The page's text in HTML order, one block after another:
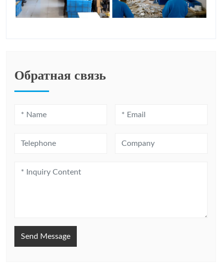
Обратная связь
Send Message